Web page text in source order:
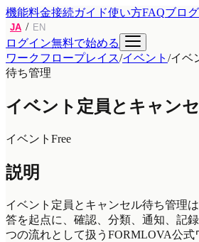
機能料金接続ガイド使い方FAQブログ
JA / EN
ログイン無料で始める
ワークフロープレイス/イベント /イベ
待ち管理
イベント定員とキャン
イベント Free
説明
イベント定員とキャンセル待ち管理
答を起点に、確認、分類、通知、記
つの流れとして扱うFORMLOVA公